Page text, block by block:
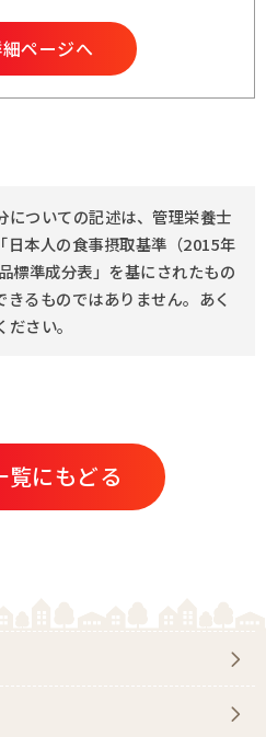
ページへ
についての記述は、管理栄養士
日本人の食事摂取基準（2015年
標準成分表」を基にされたもの
るものではありません。あく
さい。
覧にもどる